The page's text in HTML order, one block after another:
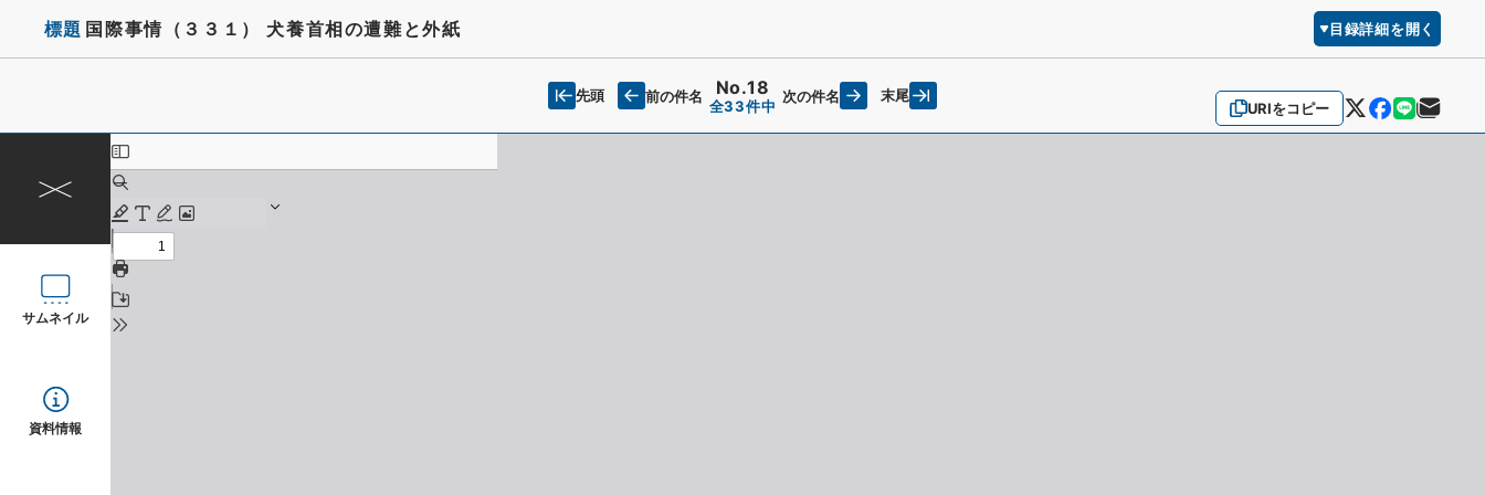
標題 国際事情（３３１） 犬養首相の遭難と外紙 目録詳細を開く
URIをコピー
先頭 前の件名 No.18
全33件中
次の件名 末尾
サムネイル
資料情報